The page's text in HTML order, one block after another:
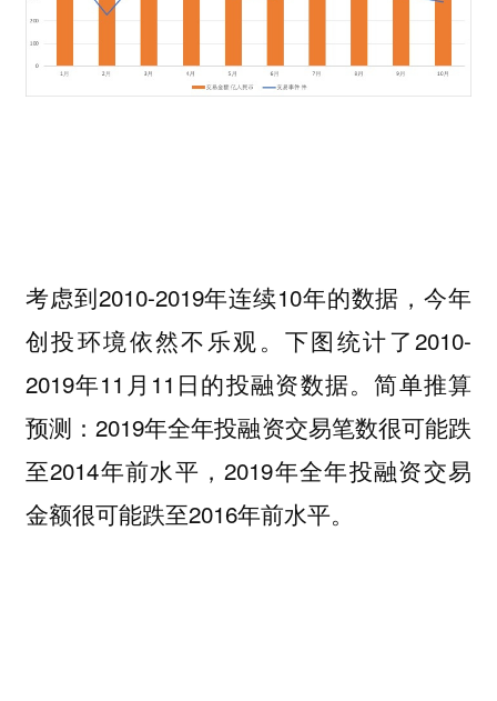
考虑到2010-2019年连续10年的数据，今年
创投环境依然不乐观。下图统计了2010-
2019年11月11日的投融资数据。简单推算
预测：2019年全年投融资交易笔数很可能跌
至2014年前水平，2019年全年投融资交易
金额很可能跌至2016年前水平。